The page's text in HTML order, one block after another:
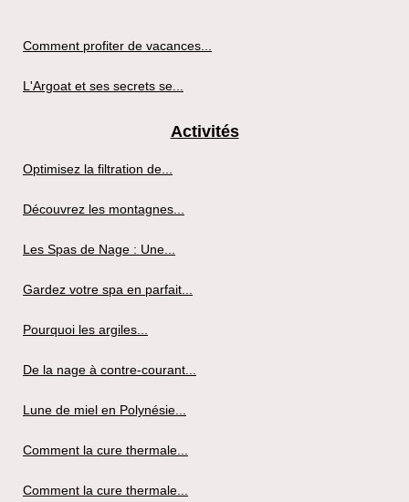
Comment profiter de vacances...
L'Argoat et ses secrets se...
Activités
Optimisez la filtration de...
Découvrez les montagnes...
Les Spas de Nage : Une...
Gardez votre spa en parfait...
Pourquoi les argiles...
De la nage à contre-courant...
Lune de miel en Polynésie...
Comment la cure thermale...
Comment la cure thermale...